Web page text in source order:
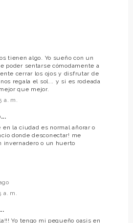
tienen algo. Yo sueño con un
poder sentarse cómodamente a
cerrar los ojos y disfrutar de
regala el sol... y si es rodeada
que mejor.
m.
en la ciudad es normal añorar o
donde desconectar! me
invernadero o un huerto
m.
Yo tengo mi pequeño oasis en